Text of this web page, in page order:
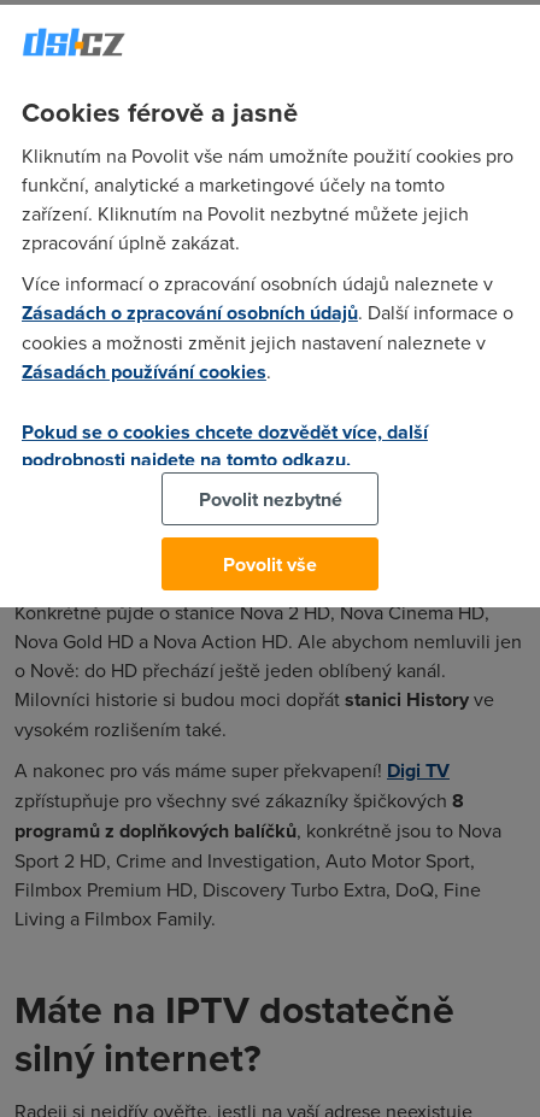
Turbo Extra, i přestože si u poskytovatele platí jen
A které stanice zmizely? Digi TVvypustila Minimax, JimJam,
Spektrum, Spektrum Home, CBS Reality, TV Paprika, AMC,
Film+, Megamax, Sport 1 a Sport 2. Od 3. září naopak
kanályFilmbox Extra HD, Filmbox Family, Epic Drama HD,
TUTY TV, Fightbox, Food Network, Docubox, Discovery
Nejvíce ale zajásají jistě fanoušci fotbalu. Digi TVtotiž
přehodilo do základního tarifu kanálDIGI Sport 2 HD, na
kterém mohou vidět ten nejlepší evropský fotbal, tedy
zákazníci nemuseli připlácet za fotbal, který byl dříve k
dispozici v základním balíčku. V základu se dále objeví
, stanice vysílající atraktivní bojové sporty a také
další dva nové kanály zaměřené na motoristy.
Ještě nás čeká ale jedna velká pozitivní změna: Všechny
kanály ze skupiny Nova
budou od října v HD rozlišení.
Konkrétně půjde o stanice Nova 2 HD, Nova Cinema HD,
Nova Gold HD a Nova Action HD. Ale abychom nemluvili jen
o Nově: do HD přechází ještě jeden oblíbený kanál.
Milovníci historie si budou moci dopřátstanici Historyve
vysokém rozlišením také.
A nakonec pro vás máme super překvapení! Digi TV
zpřístupňuje pro všechny své zákazníky špičkových 8
programů z doplňkových balíčků, konkrétně jsou to Nova
Sport 2 HD, Crime and Investigation, Auto Motor Sport,
Filmbox Premium HD, Discovery Turbo Extra, DoQ, Fine
Living a Filmbox Family.
Máte na IPTV dostatečně
silný internet?
Radeji si nejdřív ověřte, jestli na vaší adrese neexistuje
Cookies férově a jasně
Kliknutím na Povolit vše nám umožníte použití cookies pro
funkční, analytické a marketingové účely na tomto
zařízení. Kliknutím na Povolit nezbytné můžete jejich
zpracování úplně zakázat.
Více informací o zpracování osobních údajů naleznete v
Zásadách o zpracování osobních údajů. Další informace o
cookies a možnosti změnit jejich nastavení naleznete v
Zásadách používání cookies.
Pokud se o cookies chcete dozvědět více, další
podrobnosti najdete na tomto odkazu.
Povolit nezbytné
Povolit vše